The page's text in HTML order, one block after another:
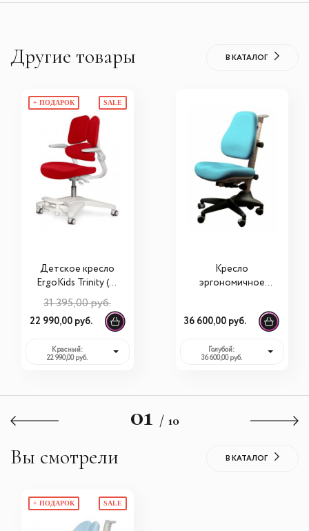
Другие товары В КАТАЛОГ
SALE
+ ПОДАРОК
Детское кресло
ErgoKids Trinity (Y-
617)
31 395,00 руб.
22 990,00 руб.
Красный:
22 990,00 руб.
Кресло
эргономичное
36 600,00 руб.
Голубой:
36 600,00 руб.
01 / 10
Вы смотрели В КАТАЛОГ
SALE
+ ПОДАРОК